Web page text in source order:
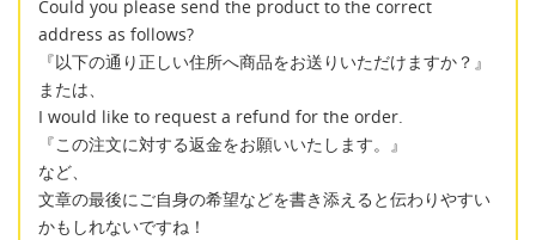
Could you please send the product to the correct
address as follows?
『以下の通り正しい住所へ商品をお送りいただけますか？』
または、
I would like to request a refund for the order.
『この注文に対する返金をお願いいたします。』
など、
文章の最後にご自身の希望などを書き添えると伝わりやすい
かもしれないですね！